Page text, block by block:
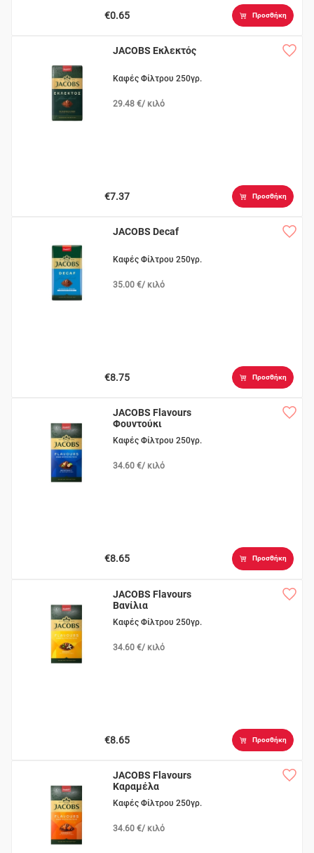
€0.65 Προσθήκη
JACOBS Εκλεκτός
Καφές Φίλτρου 250γρ.
29.48 €/ κιλό
€7.37 Προσθήκη
JACOBS Decaf
Καφές Φίλτρου 250γρ.
35.00 €/ κιλό
€8.75 Προσθήκη
JACOBS Flavours
Φουντούκι
Καφές Φίλτρου 250γρ.
34.60 €/ κιλό
€8.65 Προσθήκη
JACOBS Flavours
Βανίλια
Καφές Φίλτρου 250γρ.
34.60 €/ κιλό
€8.65 Προσθήκη
JACOBS Flavours
Καραμέλα
Καφές Φίλτρου 250γρ.
34.60 €/ κιλό